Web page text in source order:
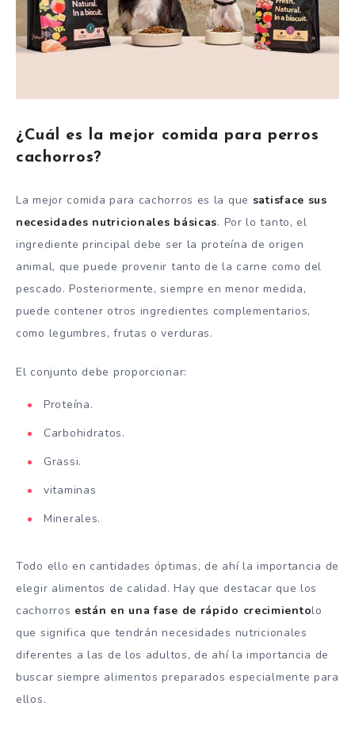
¿Cuál es la mejor comida para perros
cachorros?
La mejor comida para cachorros es la que satisface sus
necesidades nutricionales básicas. Por lo tanto, el
ingrediente principal debe ser la proteína de origen
animal, que puede provenir tanto de la carne como del
pescado. Posteriormente, siempre en menor medida,
puede contener otros ingredientes complementarios,
como legumbres, frutas o verduras.
El conjunto debe proporcionar:
Proteína.
Carbohidratos.
Grassi.
vitaminas
Minerales.
Todo ello en cantidades óptimas, de ahí la importancia de
elegir alimentos de calidad. Hay que destacar que los
cachorros están en una fase de rápido crecimientolo
que significa que tendrán necesidades nutricionales
diferentes a las de los adultos, de ahí la importancia de
buscar siempre alimentos preparados especialmente para
ellos.